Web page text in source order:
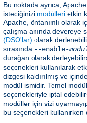
Bu noktada ayrıca,
istediğinizi modülleri etkin
Apache, öntanımlı olarak
çalışma anında devereye
(DSO'lar) olarak
sırasında --enable-
durağan olarak
seçenekleri kullanılarak
dizgesi kaldırılmış ve
modül ismidir. Temel
seçenekleriyle iptal
modüller için sizi
bu seçenekleri kullanırken